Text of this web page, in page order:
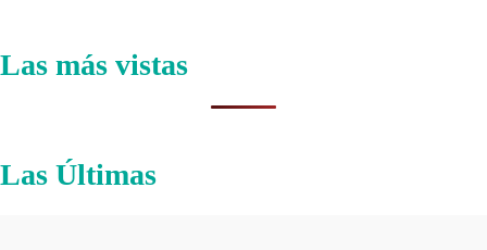
Las más vistas
Las Últimas